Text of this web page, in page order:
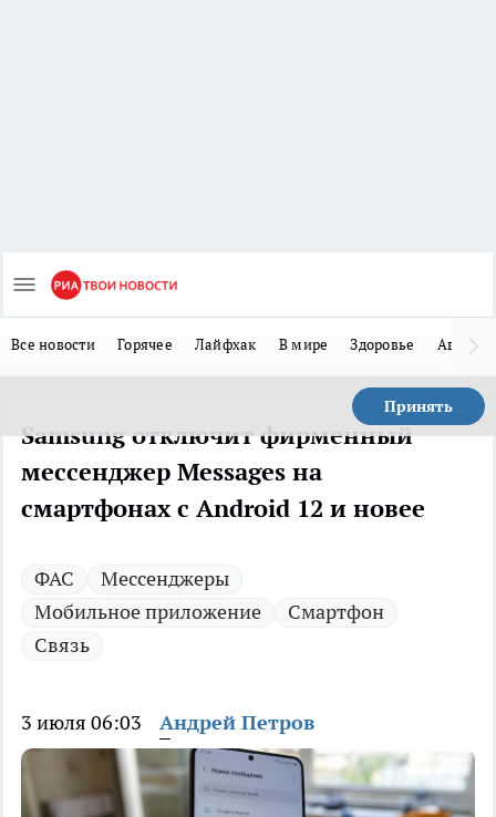
Все новости Горячее Лайфхак В мире Здоровье Авто
Принять
Samsung отключит фирменный
мессенджер Messages на
смартфонах с Android 12 и новее
ФАС
Мессенджеры
Мобильное приложение
Смартфон
Связь
3 июля 06:03 Андрей Петров